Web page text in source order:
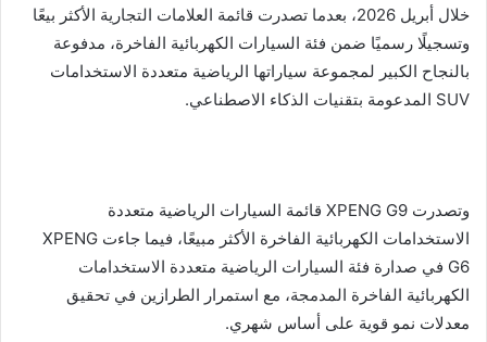
خلال أبريل 2026، بعدما تصدرت قائمة العلامات التجارية الأكثر بيعًا
وتسجيلًا رسميًا ضمن فئة السيارات الكهربائية الفاخرة، مدفوعة
بالنجاح الكبير لمجموعة سياراتها الرياضية متعددة الاستخدامات
SUV المدعومة بتقنيات الذكاء الاصطناعي.
وتصدرت XPENG G9 قائمة السيارات الرياضية متعددة
الاستخدامات الكهربائية الفاخرة الأكثر مبيعًا، فيما جاءت XPENG
G6 في صدارة فئة السيارات الرياضية متعددة الاستخدامات
الكهربائية الفاخرة المدمجة، مع استمرار الطرازين في تحقيق
معدلات نمو قوية على أساس شهري.